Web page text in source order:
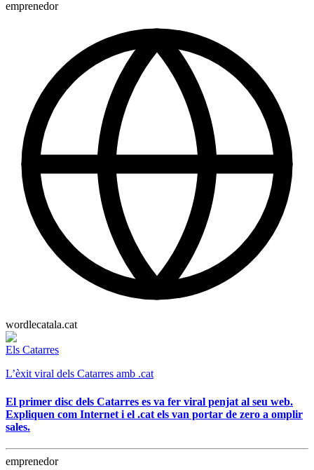
emprenedor
wordlecatala.cat
Els Catarres
L’èxit viral dels Catarres amb .cat
El primer disc dels Catarres es va fer viral penjat al seu web.
Expliquen com Internet i el .cat els van portar de zero a omplir
sales.
emprenedor